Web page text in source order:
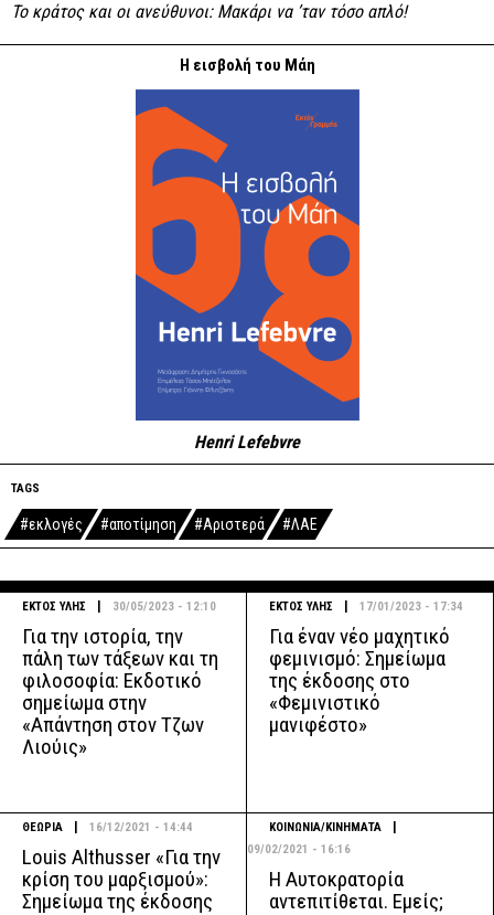
Το κράτος και οι ανεύθυνοι: Mακάρι να ’ταν τόσο απλό!
Η εισβολή του Μάη
Henri Lefebvre
TAGS
#εκλογές #αποτίμηση #Αριστερά #ΛΑΕ
ΕΚΤΟΣ ΥΛΗΣ 30/05/2023 - 12:10
Για την ιστορία, την
πάλη των τάξεων και τη
φιλοσοφία: Εκδοτικό
σημείωμα στην
«Απάντηση στον Τζων
Λιούις»
ΕΚΤΟΣ ΥΛΗΣ 17/01/2023 - 17:34
Για έναν νέο μαχητικό
φεμινισμό: Σημείωμα
της έκδοσης στο
«Φεμινιστικό
μανιφέστο»
ΘΕΩΡΙΑ 16/12/2021 - 14:44
Louis Althusser «Για την
κρίση του μαρξισμού»:
Σημείωμα της έκδοσης
ΚΟΙΝΩΝΙΑ/ΚΙΝΗΜΑΤΑ
09/02/2021 - 16:16
Η Αυτοκρατορία
αντεπιτίθεται. Εμείς;